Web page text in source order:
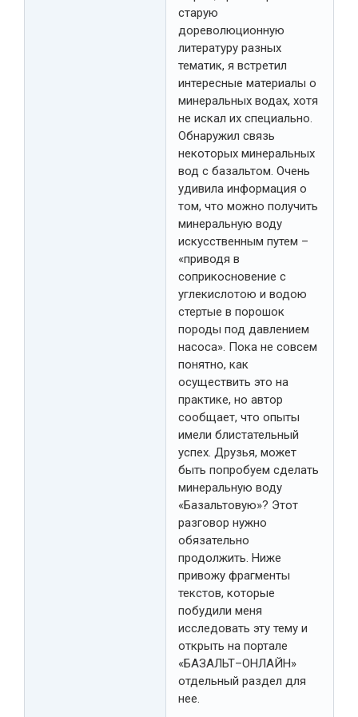
старую
дореволюционную
литературу разных
тематик, я встретил
интересные материалы о
минеральных водах, хотя
не искал их специально.
Обнаружил связь
некоторых минеральных
вод с базальтом. Очень
удивила информация о
том, что можно получить
минеральную воду
искусственным путем –
«приводя в
соприкосновение с
углекислотою и водою
стертые в порошок
породы под давлением
насоса». Пока не совсем
понятно, как
осуществить это на
практике, но автор
сообщает, что опыты
имели блистательный
успех. Друзья, может
быть попробуем сделать
минеральную воду
«Базальтовую»? Этот
разговор нужно
обязательно
продолжить. Ниже
привожу фрагменты
текстов, которые
побудили меня
исследовать эту тему и
открыть на портале
«БАЗАЛЬТ–ОНЛАЙН»
отдельный раздел для
нее.